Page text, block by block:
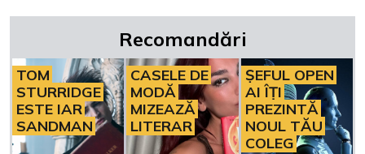
Recomandări
TOM
STURRIDGE
ESTE IAR
SANDMAN
CASELE DE
MODĂ
MIZEAZĂ
LITERAR
ȘEFUL OPEN
AI ÎȚI
PREZINTĂ
NOUL TĂU
COLEG